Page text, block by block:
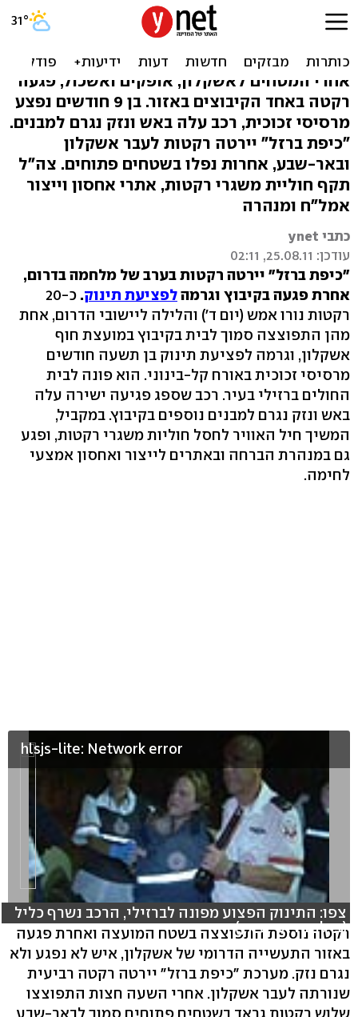
יורטו גראדים לב"ש ואשקלון,
תינוק נפגע קל-בינוני
אחרי המטחים לאשקלון, אופקים ואשכול, פגעה
רקטה באחד הקיבוצים באזור. בן 9 חודשים נפצע
מרסיסי זכוכית, רכב עלה באש ונזק נגרם למבנים.
"כיפת ברזל" יירטה רקטות לעבר אשקלון
ובאר-שבע, אחרות נפלו בשטחים פתוחים. צה"ל
תקף חוליית משגרי רקטות, אתרי אחסון וייצור
אמל"ח ומנהרה
כתבי ynet
עודכן: 25.08.11, 02:11
"כיפת ברזל" יירטה רקטות בערב של מלחמה בדרום,
אחרת פגעה בקיבוץ וגרמהלפציעת תינוק.
כ-20
רקטות נורו אמש (יום ד') והלילה ליישובי הדרום, אחת
מהן התפוצצה סמוך לבית בקיבוץ במועצת חוף
אשקלון, וגרמה לפציעת תינוק בן תשעה חודשים
מרסיסי זכוכית באורח קל-בינוני. הוא פונה לבית
החולים ברזילי בעיר. רכב שספג פגיעה ישירה עלה
באש ונזק נגרם למבנים נוספים בקיבוץ. במקביל,
המשיך חיל האוויר לחסל חוליות משגרי רקטות, ופגע
גם במנהרת הברחה ובאתרים לייצור ואחסון אמצעי
לחימה.
hlsjs-lite: Network error
צפו: התינוק הפצוע מפונה לברזילי, הרכב נשרף כליל
(צילום: רועי עידן)
רקטה נוספת התפוצצה בשטח המועצה ואחרת פגעה
באזור התעשייה הדרומי של אשקלון, איש לא נפגע ולא
נגרם נזק. מערכת "כיפת ברזל" יירטה רקטה רביעית
שנורתה לעבר אשקלון. אחרי השעה חצות התפוצצו
שלוש רקטות גראד בשטחים פתוחים סמוך לבאר-שבע